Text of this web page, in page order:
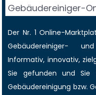
Gebäudereiniger-
Der Nr. 1 Online-
Gebäudereiniger- und
Informativ, innovativ,
Sie gefunden und
Gebäudereinigung bzw.